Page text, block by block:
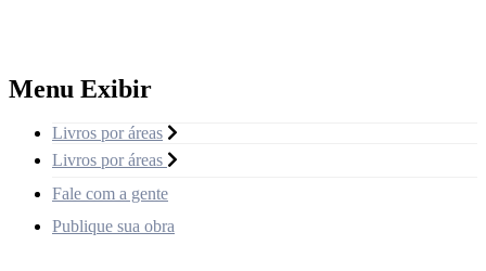
Menu Exibir
Livros por áreas
Livros por áreas
Fale com a gente
Publique sua obra